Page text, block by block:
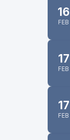
16
FEB
17
FEB
17
FEB